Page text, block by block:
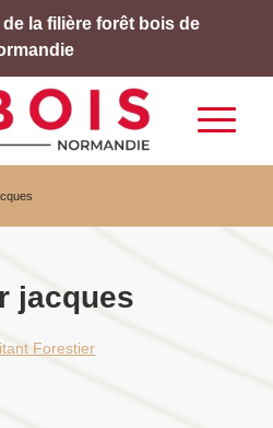
la filière forêt bois de
jacques
Forestier